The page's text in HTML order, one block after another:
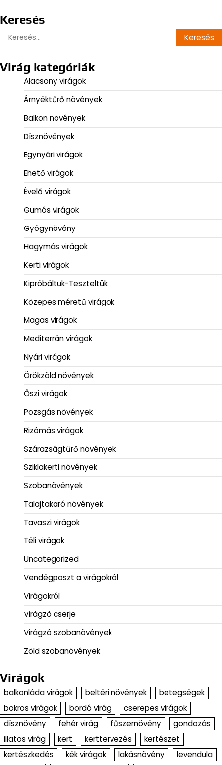
Keresés
Keresés:
Virág kategóriák
Alacsony virágok
Árnyéktűrő növények
Balkon növények
Dísznövények
Egynyári virágok
Ehető virágok
Évelő virágok
Gumós virágok
Gyógynövény
Hagymás virágok
Kerti virágok
Kipróbáltuk-Teszteltük
Közepes méretű virágok
Magas virágok
Mediterrán virágok
Nyári virágok
Örökzöld növények
Őszi virágok
Pozsgás növények
Rizómás virágok
Szárazságtűrő növények
Sziklakerti növények
Szobanövények
Talajtakaró növények
Tavaszi virágok
Téli virágok
Uncategorized
Vendégposzt a virágokról
Virágokról
Virágzó cserje
Virágzó szobanövények
Zöld szobanövények
Virágok
balkonláda virágok beltéri növények
betegségek
bokros virágok
bordó virág
cserepes virágok
dísznövény
fehér virág fűszernövény
gondozás
illatos virág
kert kerttervezés
kertészet
kertészkedés
kék virágok lakásnövény
levendula